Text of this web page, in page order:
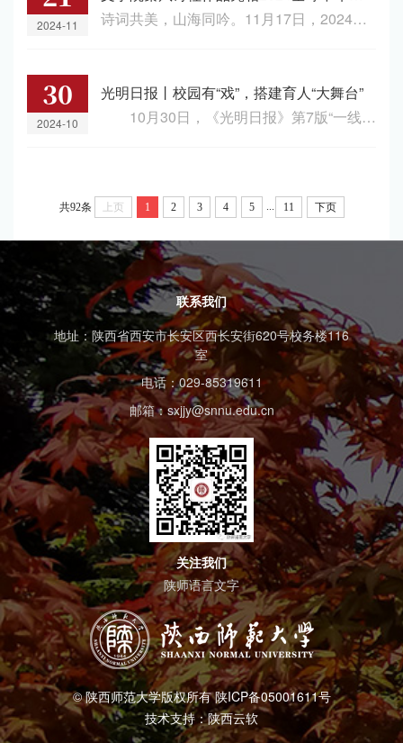
2024-11
诗词共美，山海同吟。11月17日，2024全球中华诗词吟诵大会暨第八届中华诗词吟诵大会在上海大学宝山校区举行。活动由中国外文局文化传播中心、上海市艺术教育委员会、文化传播创新合作基地·上海中心携手上海大学联合主办。我校文学院秦风诗社的作品《走近诗仙》荣获国内组二等奖，学校荣获“最佳组织奖”。此次大会旨在向全球传播富含中国特色与智慧的传统诗词吟诵文化。大会作品征集历时三个月，开设五个赛区，收到来自全球50余所高校的上百件参赛作品，...
30
2024-10
光明日报丨校园有“戏”，搭建育人“大舞台”
10月30日，《光明日报》第7版“一线讲述”栏目以《校园有“戏”，搭建育人“大舞台”》为题，约请5位校园戏剧社团的主创人员和指导教师，讲述戏剧浸润学生心灵、提升艺术素养、启发创新思维的实践探索。其中“以校园戏剧传承中华优秀传统文化”讲述了我校关中文化研习社的师生自编自导自演大型历史舞台剧《大儒张载》，通过戏剧这一艺术形式，表达对先贤精神的敬仰，推动对中华优秀传统文化的传承。报道链接：https://app.gmdaily....
共92条 上页 1 2 3 4 5 11 下页
联系我们
地址：陕西省西安市长安区西长安街620号校务楼116
室
电话：029-85319611
邮箱：sxjjy@snnu.edu.cn
关注我们
陕师语言文字
© 陕西师范大学版权所有 陕ICP备05001611号
技术支持：陕西云软